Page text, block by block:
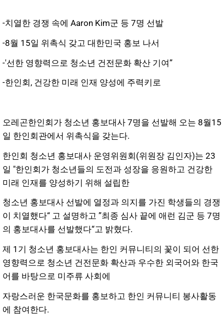
-치열한 경쟁 속에 Aaron Kim군 등 7명 선발
-8월 15일 위촉식 갖고 대한민국 홍보 나서
-'선한 영향력으로 청소년 건전문화 확산 기여”
-한인회, 건강한 미래 인재 양성에 주력키로
오레곤한인회가 청소년 홍보대사 7명을 선발해 오는 8월15
일 한인회관에서 위촉식을 갖는다.
한인회 청소년 홍보대사 운영위원회(위원장 김인자)는 23
일 "한인회가 청소년들의 도전과 성장을 응원하고 건강한
미래 인재를 양성하기 위해 설립한
청소년 홍보대사 선발에 열정과 의지를 가진 학생들의 경쟁
이 치열했다“ 고 설명하고 ”최종 심사 끝에 애런 김군 등 7명
의 홍보대사를 선발했다“고 밝혔다.
제 1기 청소년 홍보대사는 한인 커뮤니티의 꽃이 되어 선한
영향력으로 청소년 건전문화 확산과 우수한 외국어와 한국
어를 바탕으로 미주류 사회에
자랑스러운 한국문화를 홍보하고 한인 커뮤니티 봉사활동
에 참여한다.